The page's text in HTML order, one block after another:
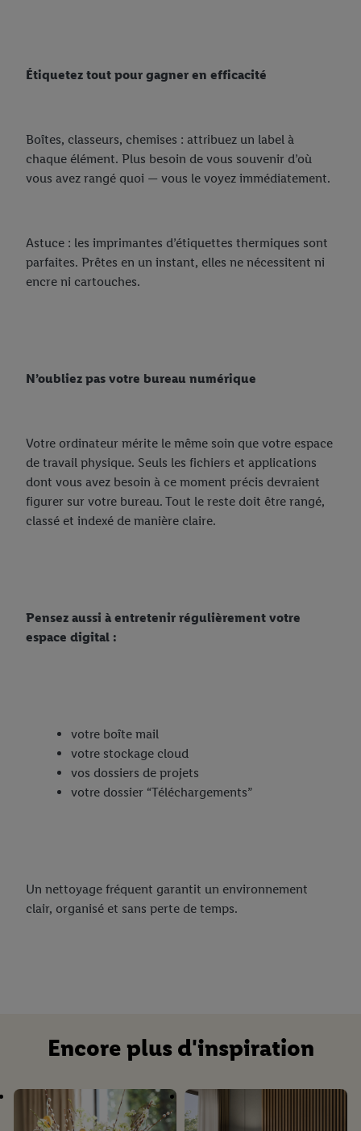
Étiquetez tout pour gagner en efficacité
Boîtes, classeurs, chemises : attribuez un label à
chaque élément. Plus besoin de vous souvenir d’où
vous avez rangé quoi — vous le voyez immédiatement.
Astuce : les imprimantes d’étiquettes thermiques sont
parfaites. Prêtes en un instant, elles ne nécessitent ni
encre ni cartouches.
N’oubliez pas votre bureau numérique
Votre ordinateur mérite le même soin que votre espace
de travail physique. Seuls les fichiers et applications
dont vous avez besoin à ce moment précis devraient
figurer sur votre bureau. Tout le reste doit être rangé,
classé et indexé de manière claire.
Pensez aussi à entretenir régulièrement votre
espace digital :
votre boîte mail
votre stockage cloud
vos dossiers de projets
votre dossier “Téléchargements”
Un nettoyage fréquent garantit un environnement
clair, organisé et sans perte de temps.
Encore plus d'inspiration